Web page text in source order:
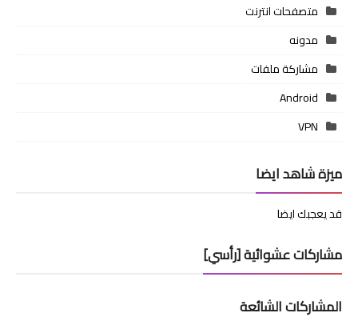
متصفحات انترنت
مدونه
مشاركة ملفات
Android
VPN
ميزة شاهد ايضا
قد يعجبك ايضا
مشاركات عشوائية [رأسي]
المشاركات الشائعة